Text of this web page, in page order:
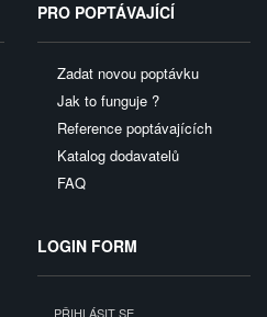
PRO POPTÁVAJÍCÍ
Zadat novou poptávku
Jak to funguje ?
Reference poptávajících
Katalog dodavatelů
FAQ
LOGIN FORM
PŘIHLÁSIT SE